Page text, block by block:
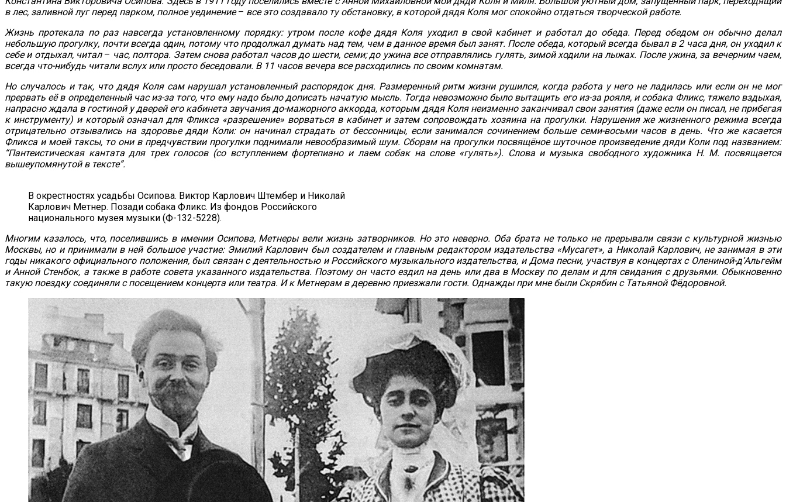
в лес, заливной луг перед парком, полное уединение– все это создавало ту обстановку, в которой дядя Коля мог спокойно отдаться творческой работе.
Жизнь протекала по раз навсегда установленному порядку: утром после кофе дядя Коля уходил в свой кабинет и работал до обеда. Перед обедом он обычно делал
небольшую прогулку, почти всегда один, потому что продолжал думать над тем, чем в данное время был занят. После обеда, который всегда бывал в 2 часа дня, он уходил к
себе и отдыхал, читал– час, полтора. Затем снова работал часов до шести, семи; до ужина все отправлялись гулять, зимой ходили на лыжах. После ужина, за вечерним чаем,
всегда что-нибудь читали вслух или просто беседовали. В 11 часов вечера все расходились по своим комнатам.
Но случалось и так, что дядя Коля сам нарушал установленный распорядок дня. Размеренный ритм жизни рушился, когда работа у него не ладилась или если он не мог
прервать её в определенный час из-за того, что ему надо было дописать начатую мысль. Тогда невозможно было вытащить его из-за рояля, и собака Фликс, тяжело вздыхая,
напрасно ждала в гостиной у дверей его кабинета звучания до-мажорного аккорда, которым дядя Коля неизменно заканчивал свои занятия (даже если он писал, не прибегая
к инструменту) и который означал для Фликса «разрешение» ворваться в кабинет и затем сопровождать хозяина на прогулки. Нарушения же жизненного режима всегда
отрицательно отзывались на здоровье дяди Коли: он начинал страдать от бессонницы, если занимался сочинением больше семи-восьми часов в день. Что же касается
Фликса и моей таксы, то они в предчувствии прогулки поднимали невообразимый шум. Сборам на прогулки посвящёное шуточное произведение дяди Коли под названием:
“Пантеистическая кантата для трех голосов (со вступлением фортепиано и лаем собак на слове «гулять»). Слова и музыка свободного художника Н. М. посвящается
вышеупомянутой в тексте”.
В окрестностях усадьбы Осипова. Виктор Карлович Штембер и Николай
Карлович Метнер. Позади собака Фликс. Из фондов Российского
национального музея музыки (Ф-132-5228).
Многим казалось, что, поселившись в имении Осипова, Метнеры вели жизнь затворников. Но это неверно. Оба брата не только не прерывали связи с культурной жизнью
Москвы, но и принимали в ней большое участие: Эмилий Карлович был создателем и главным редактором издательства «Мусагет», а Николай Карлович, не занимая в эти
годы никакого официального положения, был связан с деятельностью и Российского музыкального издательства, и Дома песни, участвуя в концертах с Олениной-д’Альгейм
и Анной Стенбок, а также в работе совета указанного издательства. Поэтому он часто ездил на день или два в Москву по делам и для свидания с друзьями. Обыкновенно
такую поездку соединяли с посещением концерта или театра. И к Метнерам в деревню приезжали гости. Однажды при мне были Скрябин с Татьяной Фёдоровной.